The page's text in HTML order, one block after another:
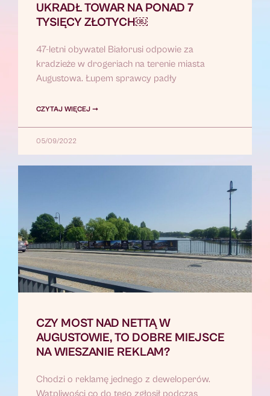
UKRADŁ TOWAR NA PONAD 7
TYSIĘCY ZŁOTYCH￼
47-letni obywatel Białorusi odpowie za
kradzieże w drogeriach na terenie miasta
Augustowa. Łupem sprawcy padły
CZYTAJ WIĘCEJ ➞
05/09/2022
CZY MOST NAD NETTĄ W
AUGUSTOWIE, TO DOBRE MIEJSCE
NA WIESZANIE REKLAM?
Chodzi o reklamę jednego z deweloperów.
Wątpliwości co do tego zgłosił podczas